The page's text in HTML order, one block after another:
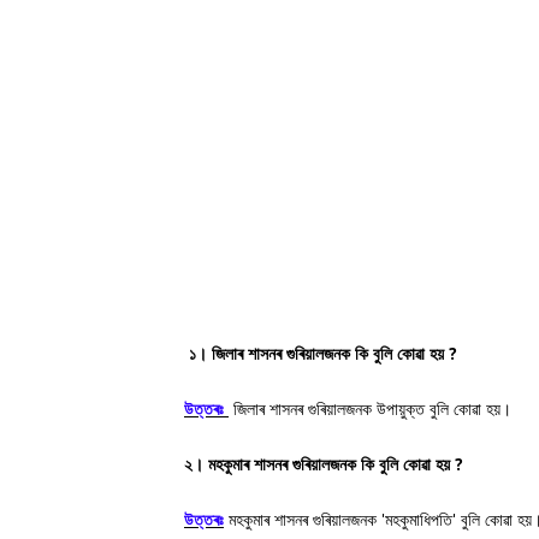
১। জিলাৰ শাসনৰ গুৰিয়ালজনক কি বুলি কোৱা হয় ?
উত্তৰঃ জিলাৰ শাসনৰ গুৰিয়ালজনক উপায়ুক্ত বুলি কোৱা হয়।
২। মহকুমাৰ শাসনৰ গুৰিয়ালজনক কি বুলি কোৱা হয় ?
উত্তৰঃ মহকুমাৰ শাসনৰ গুৰিয়ালজনক 'মহকুমাধিপতি' বুলি কোৱা